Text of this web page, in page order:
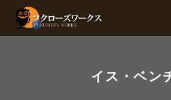
イス・ベン